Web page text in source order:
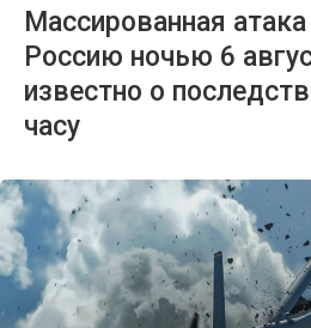
Массированная
Россию ночью 6
известно о
часу